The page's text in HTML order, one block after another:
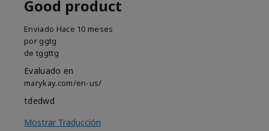
Good product
Enviado Hace 10 meses
por ggtg
de tggttg
Evaluado en
marykay.com/en-us/
tdedwd
Mostrar Traducción